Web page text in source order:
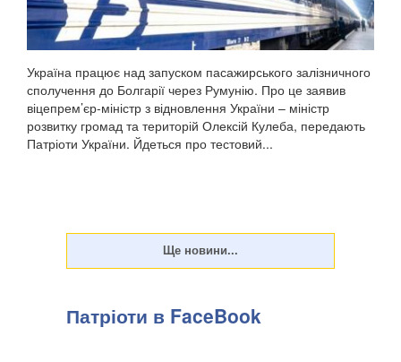
Україна працює над запуском пасажирського залізничного
сполучення до Болгарії через Румунію. Про це заявив
віцепрем’єр-міністр з відновлення України – міністр
розвитку громад та територій Олексій Кулеба, передають
Патріоти України. Йдеться про тестовий...
Патріоти в FaceBook